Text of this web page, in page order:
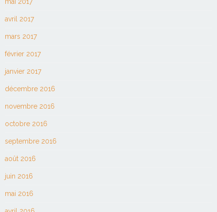
avril 2017
mars 2017
février 2017
janvier 2017
décembre 2016
novembre 2016
octobre 2016
septembre 2016
août 2016
juin 2016
mai 2016